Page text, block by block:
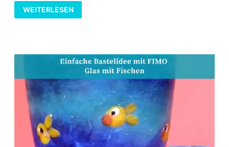
GEMMEN
SELBER
MACHEN
WEITERLESEN